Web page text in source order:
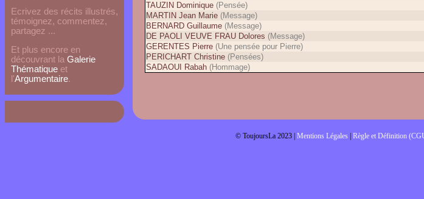
Ecrivez des récits illustrés,
témoignez, commentez,
partagez ...
Et plus encore en
découvrant la Galerie
Thématique et
l'Argumentaire.
TAUZIN Dominique (Pensée)
MARTIN Jean Marie (Message)
BERNARD Guillaume (Message)
DE PAOLI VEUVE FRAU Dolores (Message)
GERENTES Pierre (Une pensée pour Pierre)
PERICHART Christine (Pensées)
SADAOUI Rabah (Hommage)
© ToujoursLa 2023 | Mentions Légales| Règle et Définition